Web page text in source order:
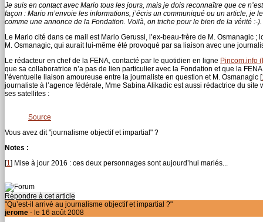
Je suis en contact avec Mario tous les jours, mais je dois reconnaître que ce
façon : Mario m’envoie les informations, j’écris un communiqué ou un article,
comme une annonce de la Fondation. Voilà, on triche pour le bien de la vérité :-).
Le Mario cité dans ce mail est Mario Gerussi, l’ex-beau-frère de M. Osmanagic
M. Osmanagic, qui aurait lui-même été provoqué par sa liaison avec une
Le rédacteur en chef de la FENA, contacté par le quotidien en ligne Pincom.info
que sa collaboratrice n’a pas de lien particulier avec la Fondation et que la
l’éventuelle liaison amoureuse entre la journaliste en question et M. Osmanagic [
journaliste à l’agence fédérale, Mme Sabina Alikadic est aussi rédactrice du
ses satellites :
Source
Vous avez dit "journalisme objectif et impartial" ?
Notes :
[1] Mise à jour 2016 : ces deux personnages sont aujourd’hui mariés...
Répondre à cet article
"Qu’est-il arrivé au journalisme objectif et impartial ?"
jerome - le 16 août 2008